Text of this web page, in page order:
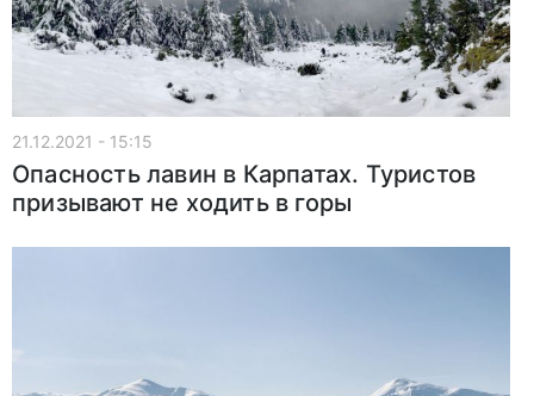
21.12.2021 - 15:15
Опасность лавин в Карпатах. Туристов
призывают не ходить в горы